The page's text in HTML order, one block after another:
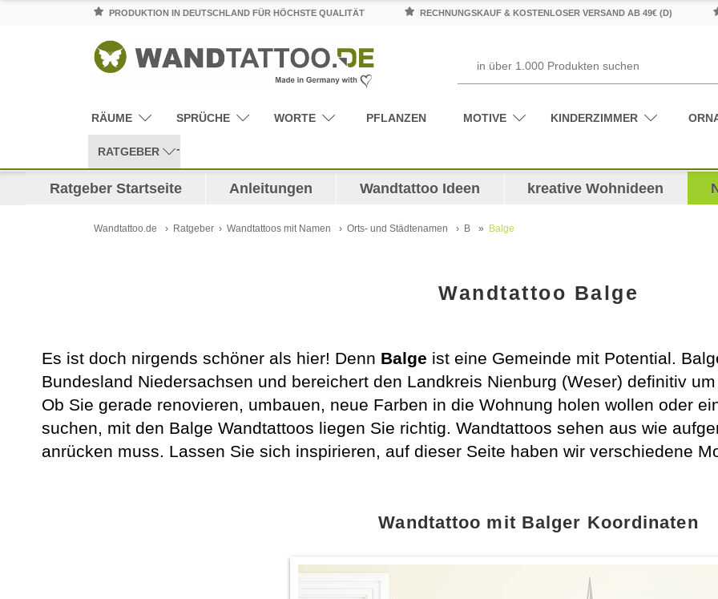
PRODUKTION IN DEUTSCHLAND FÜR HÖCHSTE QUALITÄT RECHNUNGSKAUF & KOSTENLOSER VERSAND AB 49€ (D)
RÄUME SPRÜCHE WORTE PFLANZEN MOTIVE KINDERZIMMER
RATGEBER
Ratgeber Startseite Anleitungen Wandtattoo Ideen kreative Wohnideen
Wandtattoo.de Ratgeber Wandtattoos mit Namen Orts- und Städtenamen B Balge
Wandtattoo Balge
Es ist doch nirgends schöner als hier! Denn Balge ist eine Gemeinde mit Potential.
Bundesland Niedersachsen und bereichert den Landkreis Nienburg (Weser) definitiv
Ob Sie gerade renovieren, umbauen, neue Farben in die Wohnung holen wollen oder
suchen, mit den Balge Wandtattoos liegen Sie richtig. Wandtattoos sehen aus wie
anrücken muss. Lassen Sie sich inspirieren, auf dieser Seite haben wir verschiedene
Wandtattoo mit Balger Koordinaten